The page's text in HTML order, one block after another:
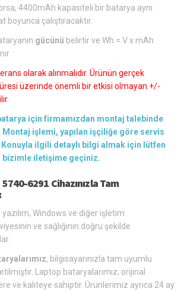
4400mAh kapasiteli bir batarya aynı
boyunca çalıştıracaktır.
gücünü belirtir ve Wh = V x mAh
olarak alınmalıdır. Ürünün gerçek
üzerinde önemli bir etkisi olmayan +/-
batarya için firmamızdan montaj talebinde
işlemi, yapılan işçiliğe göre servis
ilgili detaylı bilgi almak için lütfen
bizimle iletişime geçiniz.
6291 Cihazınızla Tam
Windows ve diğer işletim
ve sağlığının doğru şekilde
, bilgisayarınızla tam uyumlu
Laptop bataryalarımız, orijinal
ve kaliteye sahiptir. Ürünlerimiz ayrıca 24 ay